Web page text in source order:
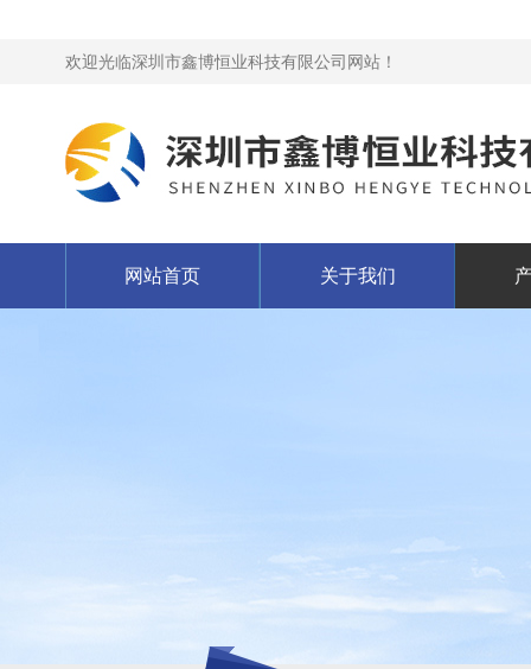
欢迎光临深圳市鑫博恒业科技有限公司网站！
网站首页 关于我们